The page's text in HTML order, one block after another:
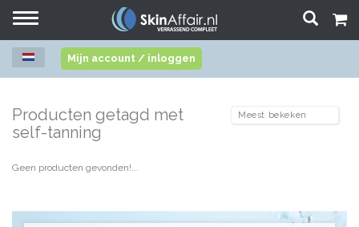
Toggle
Mijn account / inloggen
Producten getagd met
self-tanning
Geen producten gevonden!...